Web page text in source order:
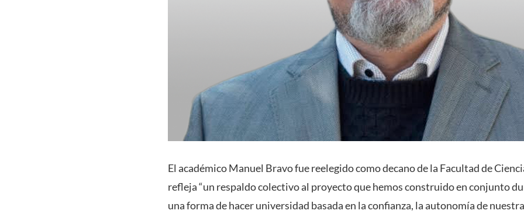
El académico Manuel Bravo fue reelegido como decano de la Facultad de
refleja “un respaldo colectivo al proyecto que hemos construido en conjunto
una forma de hacer universidad basada en la confianza, la autonomía de